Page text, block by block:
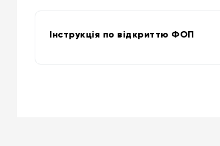
Інструкція по відкриттю ФОП